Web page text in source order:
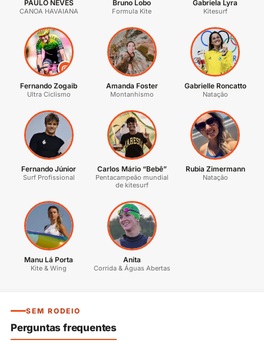
PAULO NEVES
CANOA HAVAIANA
Bruno Lobo
Formula Kite
Gabriela Lyra
Kitesurf
@
Fernando Zogaib
Ultra Ciclismo
Amanda Foster
Montanhismo
Gabrielle Roncatto
Natação
Fernando Júnior
Surf Profissional
Carlos Mário “Bebê”
Pentacampeão mundial
de kitesurf
Rubia Zimermann
Natação
Manu Lá Porta
Kite & Wing
Anita
Corrida & Águas Abertas
SEM RODEIO
Perguntas frequentes